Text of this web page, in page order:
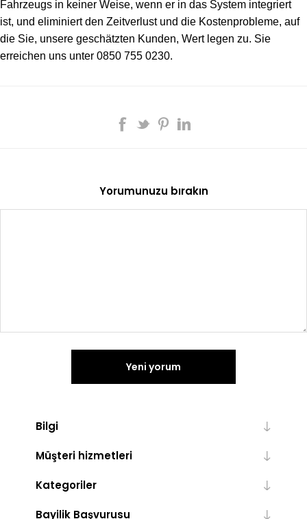
Fahrzeugs in keiner Weise, wenn er in das System integriert
ist, und eliminiert den Zeitverlust und die Kostenprobleme, auf
die Sie, unsere geschätzten Kunden, Wert legen zu. Sie
erreichen uns unter 0850 755 0230.
Yorumunuzu bırakın
Yeni yorum
Bilgi
Müşteri hizmetleri
Kategoriler
Bayilik Başvurusu